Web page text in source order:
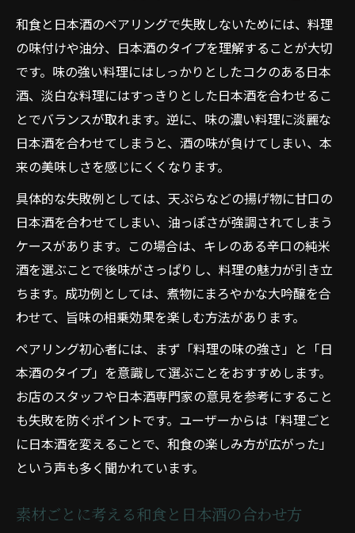
和食と日本酒のペアリングで失敗しないためには、料理
の味付けや油分、日本酒のタイプを理解することが大切
です。味の強い料理にはしっかりとしたコクのある日本
酒、淡白な料理にはすっきりとした日本酒を合わせるこ
とでバランスが取れます。逆に、味の濃い料理に淡麗な
日本酒を合わせてしまうと、酒の味が負けてしまい、本
来の美味しさを感じにくくなります。
具体的な失敗例としては、天ぷらなどの揚げ物に甘口の
日本酒を合わせてしまい、油っぽさが強調されてしまう
ケースがあります。この場合は、キレのある辛口の純米
酒を選ぶことで後味がさっぱりし、料理の魅力が引き立
ちます。成功例としては、煮物にまろやかな大吟醸を合
わせて、旨味の相乗効果を楽しむ方法があります。
ペアリング初心者には、まず「料理の味の強さ」と「日
本酒のタイプ」を意識して選ぶことをおすすめします。
お店のスタッフや日本酒専門家の意見を参考にすること
も失敗を防ぐポイントです。ユーザーからは「料理ごと
に日本酒を変えることで、和食の楽しみ方が広がった」
という声も多く聞かれています。
素材ごとに考える和食と日本酒の合わせ方